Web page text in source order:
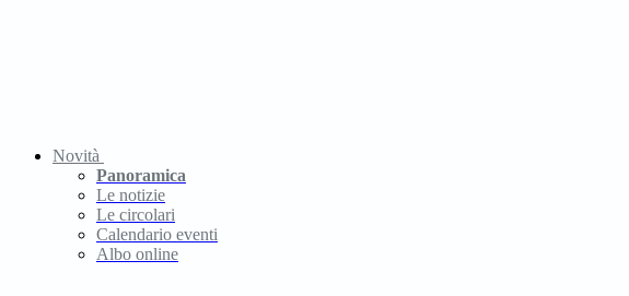
Novità
Panoramica
Le notizie
Le circolari
Calendario eventi
Albo online